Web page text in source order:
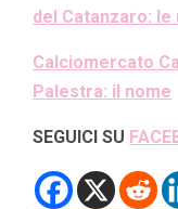
del Catanzaro: le
Calciomercato
Palestra: il nome
SEGUICI SU